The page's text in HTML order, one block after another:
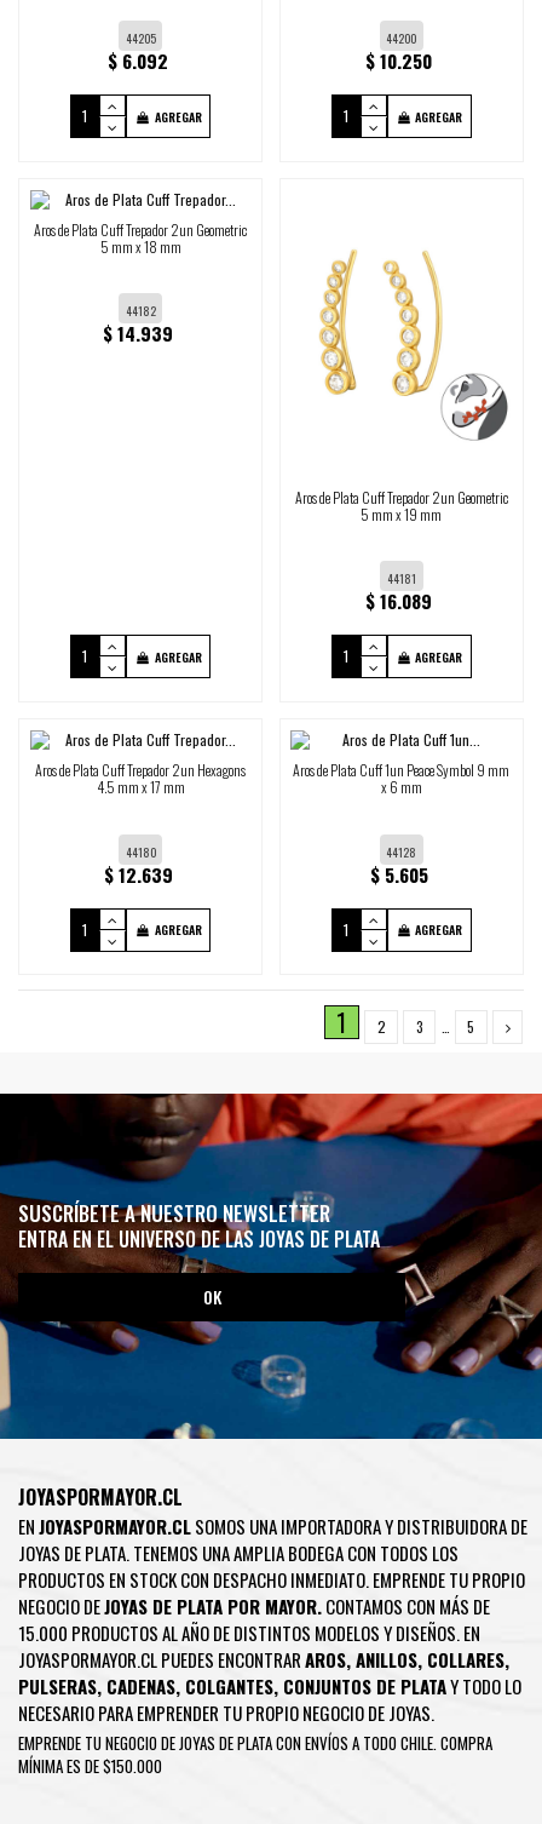
44205
$ 6.092
AGREGAR
44200
$ 10.250
AGREGAR
Aros de Plata Cuff Trepador 2un Geometric
5 mm x 18 mm
44182
$ 14.939
AGREGAR
Aros de Plata Cuff Trepador 2un Geometric
5 mm x 19 mm
44181
$ 16.089
AGREGAR
Aros de Plata Cuff Trepador 2un Hexagons
4.5 mm x 17 mm
44180
$ 12.639
AGREGAR
Aros de Plata Cuff 1un Peace Symbol 9 mm
x 6 mm
44128
$ 5.605
AGREGAR
1 2 3 5
SUSCRÍBETE A NUESTRO NEWSLETTER
ENTRA EN EL UNIVERSO DE LAS JOYAS DE PLATA
JOYASPORMAYOR.CL
ENJOYASPORMAYOR.CLSOMOS UNA IMPORTADORA Y DISTRIBUIDORA DE
JOYAS DE PLATA. TENEMOS UNA AMPLIA BODEGA CON TODOS LOS
PRODUCTOS EN STOCK CON DESPACHO INMEDIATO. EMPRENDE TU PROPIO
NEGOCIO DEJOYAS DE PLATA POR MAYOR.CONTAMOS CON MÁS DE
15.000 PRODUCTOS AL AÑO DE DISTINTOS MODELOS Y DISEÑOS. EN
JOYASPORMAYOR.CL PUEDES ENCONTRARAROS,ANILLOS, COLLARES,
PULSERAS, CADENAS, COLGANTES, CONJUNTOS DE PLATAY TODO LO
NECESARIO PARA EMPRENDER TU PROPIO NEGOCIO DE JOYAS.
EMPRENDE TU NEGOCIO DE JOYAS DE PLATA CON ENVÍOS A TODO CHILE. COMPRA
MÍNIMA ES DE $150.000